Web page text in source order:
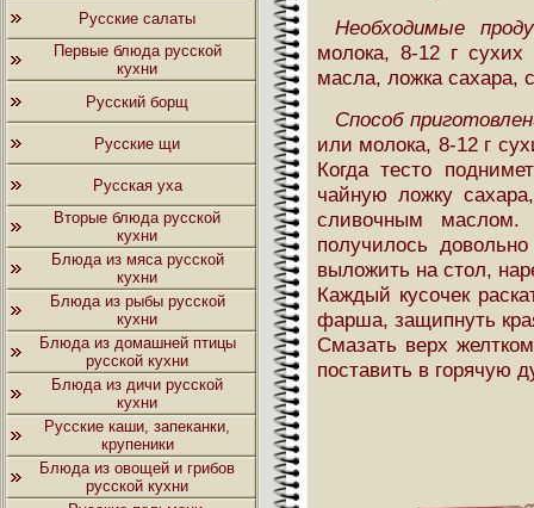
Русские салаты
Первые блюда русской
кухни
Русский борщ
Русские щи
Русская уха
Вторые блюда русской
кухни
Блюда из мяса русской
кухни
Блюда из рыбы русской
кухни
Блюда из домашней птицы
русской кухни
Блюда из дичи русской
кухни
Русские каши, запеканки,
крупеники
Блюда из овощей и грибов
русской кухни
Необходимые
молока, 8-12 г
масла, ложка сахара,
Способ
или молока, 8-12 г
Когда тесто
чайную ложку
сливочным маслом.
получилось
выложить на стол,
Каждый кусочек
фарша, защипнуть
Смазать верх
поставить в горячую